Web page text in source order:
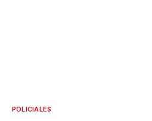
POLICIALES